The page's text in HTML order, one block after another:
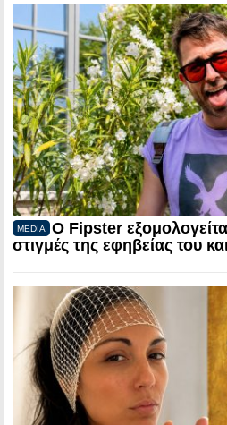
MEDIA
Ο Fipster
στιγμές της εφηβείας του